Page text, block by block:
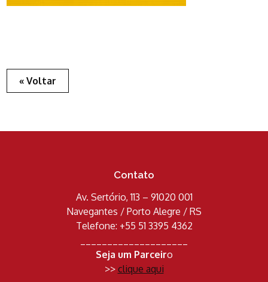
« Voltar
Contato
Av. Sertório, 113 – 91020 001
Navegantes / Porto Alegre / RS
Telefone: +55 51 3395 4362
Seja um Parceiro
>> clique aqui